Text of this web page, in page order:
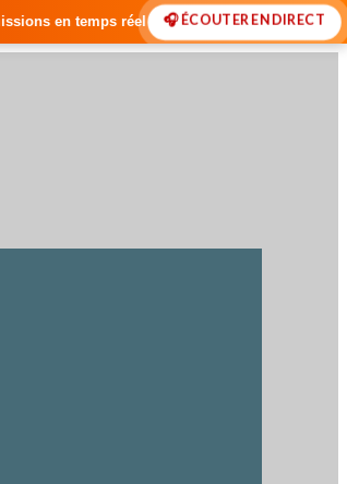
• 🇸🇳 Actualités du Sénégal • 🌍 Actualités
🎧 ÉCOUTER EN DIRECT